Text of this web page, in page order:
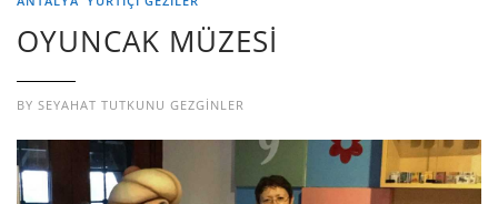
OYUNCAK MÜZESİ
BY SEYAHAT TUTKUNU GEZGINLER